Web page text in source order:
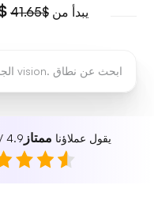
يبدأ من $41.65
يقول عملاؤنا ممتاز 4.9 / 5